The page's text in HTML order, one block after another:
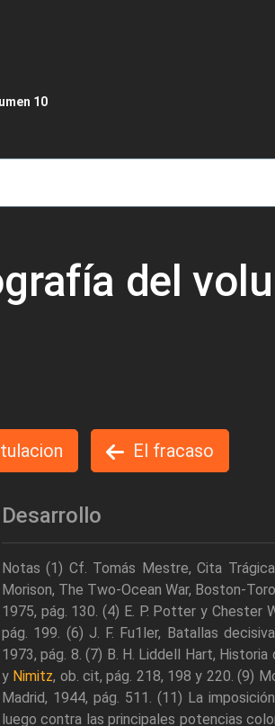
ayuda a la
10
del
El fracaso
Desarrollo
Notas (1) Cf. Tomás Mestre, Cita
Morison, The Two-Ocean War, Boston-
1975, pág. 130. (4) E. P. Potter y Chester
pág. 199. (6) J. F. Fu1ler, Batallas
1973, pág. 8. (7) B. H. Liddell Hart,
y Nimitz, ob. cit, pág. 218, 198 y 220. (9)
Madrid, 1944, pág. 511. (11) La
luego contra las principales potencias